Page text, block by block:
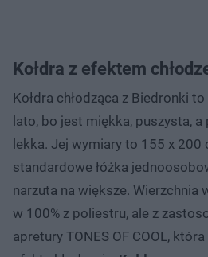
Kołdra z efektem
Kołdra chłodząca z Biedronki
lato, bo jest miękka, puszysta,
lekka. Jej wymiary to 155 x 200
standardowe łóżka
narzuta na większe. Wierzchnia
w 100% z poliestru, ale z
apretury TONES OF COOL,